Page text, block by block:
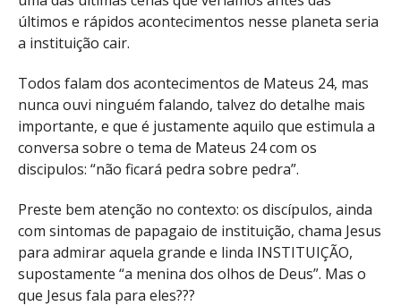
últimos e rápidos acontecimentos nesse planeta seria
a instituição cair.
Todos falam dos acontecimentos de Mateus 24, mas
nunca ouvi ninguém falando, talvez do detalhe mais
importante, e que é justamente aquilo que estimula a
conversa sobre o tema de Mateus 24 com os
discipulos: “não ficará pedra sobre pedra”.
Preste bem atenção no contexto: os discípulos, ainda
com sintomas de papagaio de instituição, chama Jesus
para admirar aquela grande e linda INSTITUIÇÃO,
supostamente “a menina dos olhos de Deus”. Mas o
que Jesus fala para eles???